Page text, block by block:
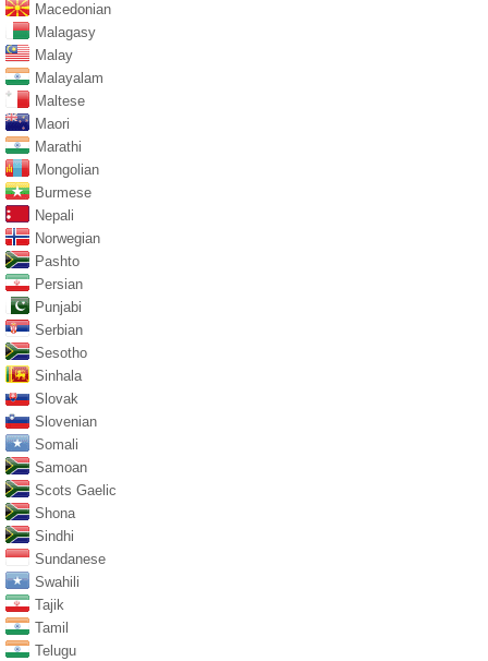
Macedonian
Malagasy
Malay
Malayalam
Maltese
Maori
Marathi
Mongolian
Burmese
Nepali
Norwegian
Pashto
Persian
Punjabi
Serbian
Sesotho
Sinhala
Slovak
Slovenian
Somali
Samoan
Scots Gaelic
Shona
Sindhi
Sundanese
Swahili
Tajik
Tamil
Telugu